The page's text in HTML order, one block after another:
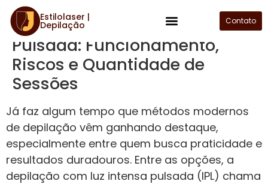
Estilolaser |
Depilação Contato
Depilação com Luz Intensa
Pulsada: Funcionamento,
Riscos e Quantidade de
Sessões
Já faz algum tempo que métodos modernos
de depilação vêm ganhando destaque,
especialmente entre quem busca praticidade e
resultados duradouros. Entre as opções, a
depilação com luz intensa pulsada (IPL) chama